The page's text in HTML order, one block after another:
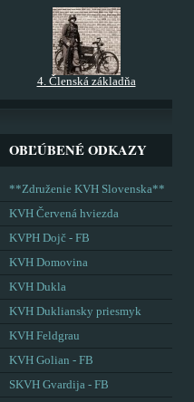
4. Členská základňa
OBĽÚBENÉ ODKAZY
**Združenie KVH Slovenska**
KVH Červená hviezda
KVPH Dojč - FB
KVH Domovina
KVH Dukla
KVH Dukliansky priesmyk
KVH Feldgrau
KVH Golian - FB
SKVH Gvardija - FB